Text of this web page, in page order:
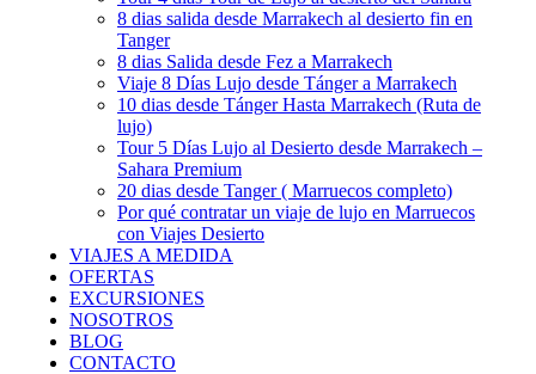
8 dias salida desde Marrakech al desierto fin en
Tanger
8 dias Salida desde Fez a Marrakech
Viaje 8 Días Lujo desde Tánger a Marrakech
10 dias desde Tánger Hasta Marrakech (Ruta de
lujo)
Tour 5 Días Lujo al Desierto desde Marrakech –
Sahara Premium
20 dias desde Tanger ( Marruecos completo)
Por qué contratar un viaje de lujo en Marruecos
con Viajes Desierto
VIAJES A MEDIDA
OFERTAS
EXCURSIONES
NOSOTROS
BLOG
CONTACTO